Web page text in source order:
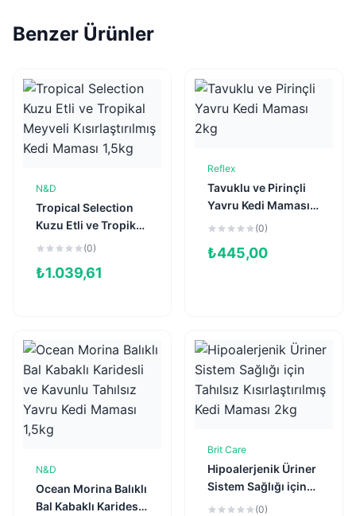
Benzer Ürünler
N&D
Tropical Selection
Kuzu Etli ve Tropikal
Meyveli
Maması 1,5kg
(0)
₺1.039,61
Reflex
Tavuklu ve Pirinçli
Yavru Kedi Maması
2kg
(0)
₺445,00
N&D
Ocean Morina Balıklı
Bal Kabaklı Karidesli
Sepete Ekle
Brit Care
Hipoalerjenik Üriner
Sistem Sağlığı için
Tahılsız
(0)